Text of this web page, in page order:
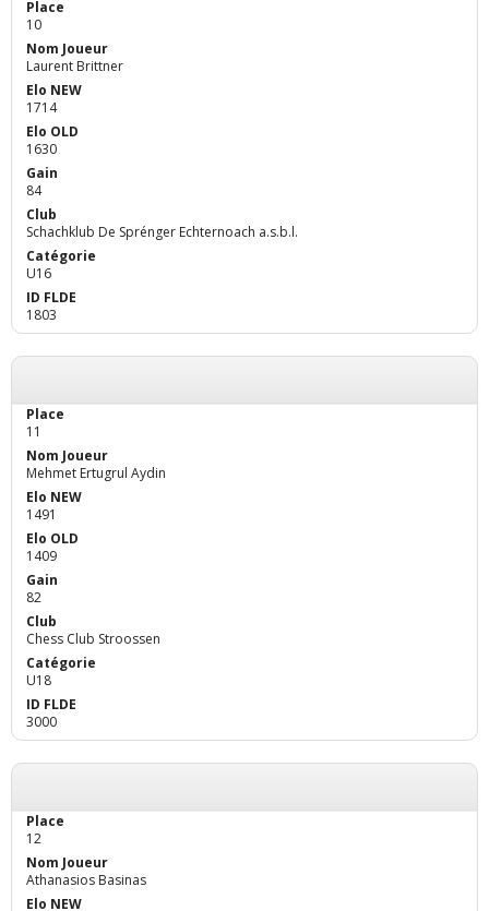
10
Laurent Brittner
1714
1630
84
Schachklub De Sprénger Echternoach a.s.b.l.
U16
1803
11
Mehmet Ertugrul Aydin
1491
1409
82
Chess Club Stroossen
U18
3000
12
Athanasios Basinas